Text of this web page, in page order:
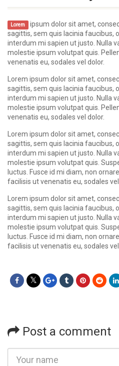
Lorem ipsum dolor sit amet,
sagittis, sem quis lacinia faucibus,
interdum mi sapien ut justo. Nulla
molestie ipsum volutpat quis.
venenatis eu, sodales vel dolor.
Lorem ipsum dolor sit amet,
sagittis, sem quis lacinia faucibus,
interdum mi sapien ut justo. Nulla
molestie ipsum volutpat quis.
venenatis eu, sodales vel dolor.
Lorem ipsum dolor sit amet,
sagittis, sem quis lacinia faucibus,
interdum mi sapien ut justo. Nulla
molestie ipsum volutpat quis.
luctus. Fusce id mi diam, non
facilisis ut venenatis eu, sodales vel
Lorem ipsum dolor sit amet,
sagittis, sem quis lacinia faucibus,
interdum mi sapien ut justo. Nulla
molestie ipsum volutpat quis.
luctus. Fusce id mi diam, non
facilisis ut venenatis eu, sodales vel
Post a comment